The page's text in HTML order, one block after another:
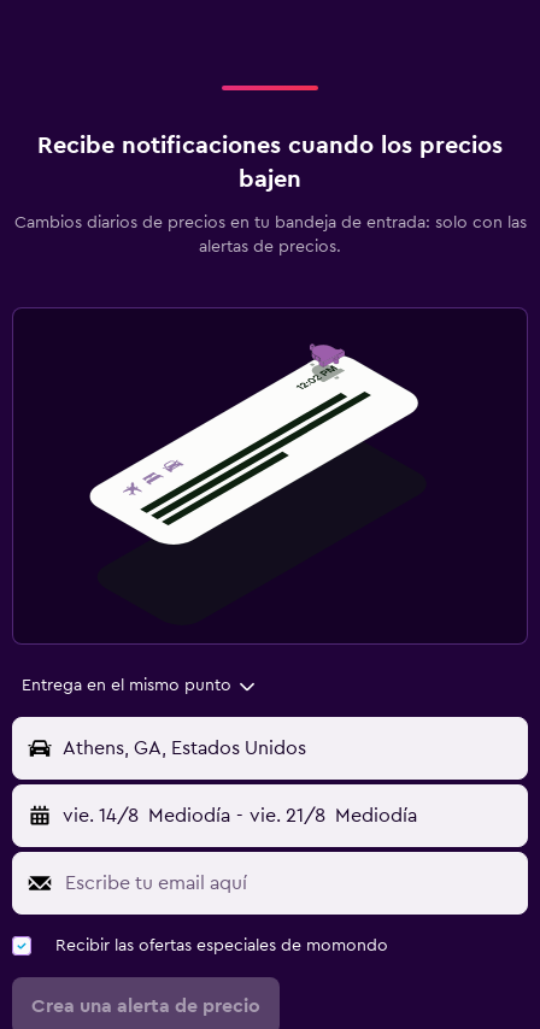
Recibe notificaciones cuando los precios
bajen
Cambios diarios de precios en tu bandeja de entrada: solo con las
alertas de precios.
Entrega en el mismo punto
Athens, GA, Estados Unidos
vie. 14/8 Mediodía - vie. 21/8 Mediodía
Recibir las ofertas especiales de momondo
Crea una alerta de precio